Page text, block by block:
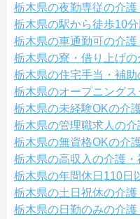
栃木県の夜勤専従の介護
栃木県の駅から徒歩10
栃木県の車通勤可の介護
栃木県の寮・借り上げの
栃木県の住宅手当・補助
栃木県のオープニング
栃木県の未経験OKの介
栃木県の管理職求人の介
栃木県の無資格OKの介
栃木県の高収入の介護・
栃木県の年間休日110日
栃木県の土日祝休の介護
栃木県の日勤のみの介護